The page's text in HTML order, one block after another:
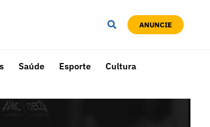
ANUNCIE
Saúde Esporte Cultura